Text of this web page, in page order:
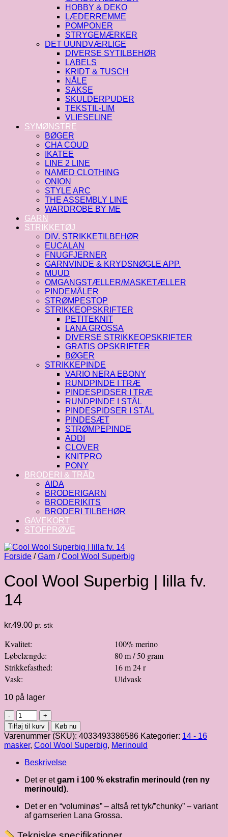
HOBBY & DEKO
LÆDERREMME
POMPONER
STRYGEMÆRKER
DET UUNDVÆRLIGE
DIVERSE SYTILBEHØR
LABELS
KRIDT & TUSCH
NÅLE
SAKSE
SKULDERPUDER
TEKSTIL-LIM
VLIESELINE
SYMØNSTRE
BØGER
CHA COUD
IKATEE
LINE 2 LINE
NAMED CLOTHING
ONION
STYLE ARC
THE ASSEMBLY LINE
WARDROBE BY ME
GARN
STRIKKETØJ
DIV. STRIKKETILBEHØR
EUCALAN
FNUGFJERNER
GARNVINDE & KRYDSNØGLE APP.
MUUD
OMGANGSTÆLLER/MASKETÆLLER
PINDEMÅLER
STRØMPESTOP
STRIKKEOPSKRIFTER
PETITEKNIT
LANA GROSSA
DIVERSE STRIKKEOPSKRIFTER
GRATIS OPSKRIFTER
BØGER
STRIKKEPINDE
VARIO NERA EBONY
RUNDPINDE I TRÆ
PINDESPIDSER I TRÆ
RUNDPINDE I STÅL
PINDESPIDSER I STÅL
PINDESÆT
STRØMPEPINDE
ADDI
CLOVER
KNITPRO
PONY
BRODERI & TRÅD
AIDA
BRODERIGARN
BRODERIKITS
BRODERI TILBEHØR
GAVEKORT
STOFPRØVE
Forside / Garn / Cool Wool Superbig
Cool Wool Superbig | lilla fv.
14
kr.49.00 pr. stk
Kvalitet:
100% merino
Løbelængde:
80 m / 50 gram
Strikkefasthed:
16 m 24 r
Vask:
Uldvask
10 på lager
Cool
Wool
Superbig
|
lilla
fv.
14
antal
Tilføj til kurv Køb nu
Varenummer (SKU): 4033493386586 Kategorier: 14 - 16
masker, Cool Wool Superbig, Merinould
Beskrivelse
Det er etgarn i 100 % ekstrafin merinould (ren ny
merinould).
Det er en “voluminøs” – altså ret tyk/”chunky” – variant
af garnserien Lana Grossa.